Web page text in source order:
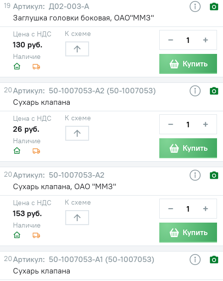
19
Д02-003-А
Заглушка головки боковая, ОАО"ММЗ"
Наличие
Цена с НДС
130 руб.
К схеме − +
Купить
20
50-1007053-А2 (50-1007053)
Сухарь клапана
Наличие
Цена с НДС
26 руб.
К схеме − +
Купить
20
50-1007053-А2
Сухарь клапана, ОАО "ММЗ"
Наличие
Цена с НДС
153 руб.
К схеме − +
Купить
20
50-1007053-А1 (50-1007053)
Сухарь клапана